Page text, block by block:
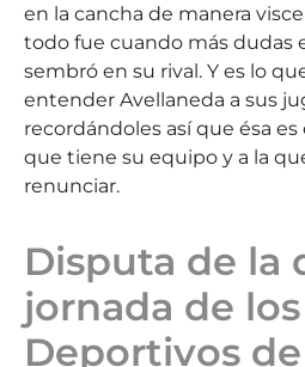
en la cancha de manera
todo fue cuando más dudas
sembró en su rival. Y es lo
entender Avellaneda a sus
recordándoles así que ésa
que tiene su equipo y a la
renunciar.
Disputa de la
jornada de
Deportivos